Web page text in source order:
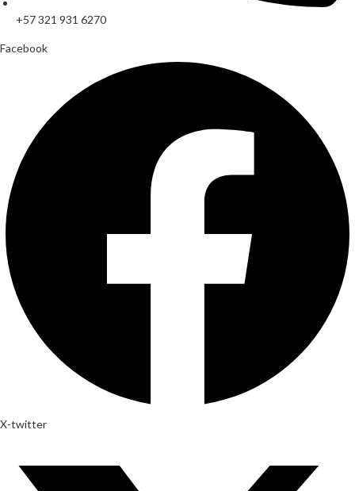
+57 321 931 6270
Facebook
X-twitter